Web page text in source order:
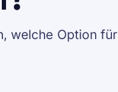
welche Option für